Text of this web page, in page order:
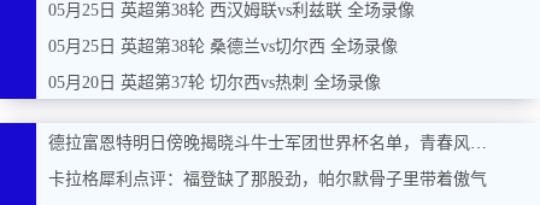
05月25日 英超第38轮 西汉姆联vs利兹联 全场录像
05月25日 英超第38轮 桑德兰vs切尔西 全场录像
05月20日 英超第37轮 切尔西vs热刺 全场录像
德拉富恩特明日傍晚揭晓斗牛士军团世界杯名单，青春风暴能否席卷美加墨？
卡拉格犀利点评：福登缺了那股劲，帕尔默骨子里带着傲气